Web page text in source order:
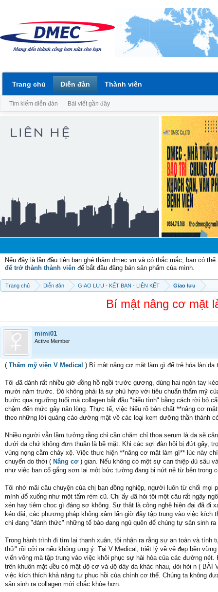
Nếu đây là lần đầu tiên bạn ghé thăm dmec.vn và có thắc mắc, bạn có
để trở thành thành viên để bắt đầu đăng bán sản phẩm của mình.
Trang chủ Diễn đàn GIAO LƯU - KẾT BẠN - LIÊN KẾT Giao lưu
Bí mật nâng cơ mặt
mimi01
Active Member
( Thẩm mỹ viện V Medical ) Bí mật nâng cơ mặt làm gì để trẻ hóa làn da
Tôi đã dành rất nhiều giờ đồng hồ ngồi trước gương, dùng hai ngón tay
mười năm trước. Đó không phải là sự phù hợp với tiêu chuẩn thẩm mỹ
bước qua ngưỡng tuổi mà collagen bắt đầu "biểu tình" bằng cách rời bỏ
chậm đến mức gây nản lòng. Thực tế, việc hiểu rõ bản chất **nâng cơ
theo những lời quảng cáo đường mật về các loại kem dưỡng thần thánh
Nhiều người vẫn lầm tưởng rằng chỉ cần chăm chỉ thoa serum là da sẽ
dưới da chứ không đơn thuần là bề mặt. Khi các sợi đàn hồi bị đứt gãy,
vùng nọng cằm chảy xệ. Việc thực hiện **nâng cơ mặt làm gì** lúc này
chuyển do thời ( Nâng cơ) gian. Nếu không có một sự can thiệp đủ sâu
như việc bạn cố gắng sơn lại một bức tường đang bị nứt nẻ từ bên trong
Tôi nhớ mãi câu chuyện của chị bạn đồng nghiệp, người luôn từ chối
mình đổ xuống như một tấm rèm cũ. Chị ấy đã hỏi tôi một câu rất ngây
xén hay tiêm chọc gì đáng sợ không. Sự thật là công nghệ hiện đại đã
kéo dài, các phương pháp không xâm lấn giờ đây tập trung vào việc
chỉ đang "đánh thức" những tế bào đang ngủ quên để chúng tự sản sinh
Trong hành trình đi tìm lại thanh xuân, tôi nhận ra rằng sự an toàn và
thử" rồi cởi ra nếu không ưng ý. Tại V Medical, triết lý về vẻ đẹp bền
viển vông mà tập trung vào việc khôi phục sự hài hòa của các đường
trên khuôn mặt đều có mật độ cơ và độ dày da khác nhau, đòi hỏi n ( BÀI
việc kích thích khả năng tự phục hồi của chính cơ thể. Chúng ta không
sản sinh ra collagen mới chắc khỏe hơn.
Trang chủ Diễn đàn
Tìm kiếm diễn đàn Bài viết gần đây
Thành viên